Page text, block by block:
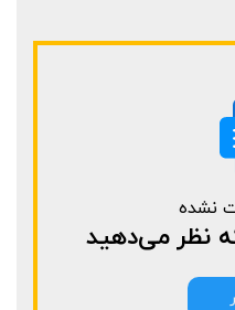
نشده
نظر می‌دهید